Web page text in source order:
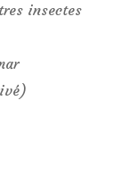
insectes